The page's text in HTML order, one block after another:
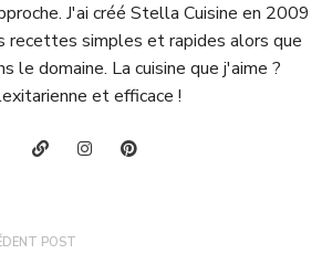
J'ai créé Stella Cuisine en 2009
recettes simples et rapides alors que
le domaine. La cuisine que j'aime ?
et efficace !
POST